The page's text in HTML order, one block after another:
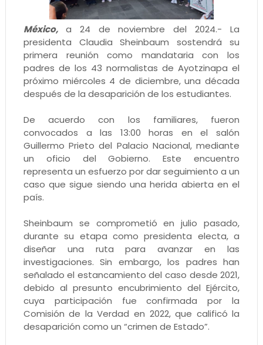
México, a 24 de noviembre del 2024.- La
presidenta Claudia Sheinbaum sostendrá su
primera reunión como mandataria con los
padres de los 43 normalistas de Ayotzinapa el
próximo miércoles 4 de diciembre, una década
después de la desaparición de los estudiantes.
De acuerdo con los familiares, fueron
convocados a las 13:00 horas en el salón
Guillermo Prieto del Palacio Nacional, mediante
un oficio del Gobierno. Este encuentro
representa un esfuerzo por dar seguimiento a un
caso que sigue siendo una herida abierta en el
país.
Sheinbaum se comprometió en julio pasado,
durante su etapa como presidenta electa, a
diseñar una ruta para avanzar en las
investigaciones. Sin embargo, los padres han
señalado el estancamiento del caso desde 2021,
debido al presunto encubrimiento del Ejército,
cuya participación fue confirmada por la
Comisión de la Verdad en 2022, que calificó la
desaparición como un “crimen de Estado”.